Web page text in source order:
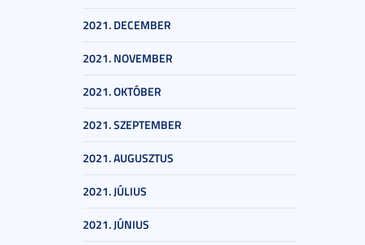
2021. DECEMBER
2021. NOVEMBER
2021. OKTÓBER
2021. SZEPTEMBER
2021. AUGUSZTUS
2021. JÚLIUS
2021. JÚNIUS